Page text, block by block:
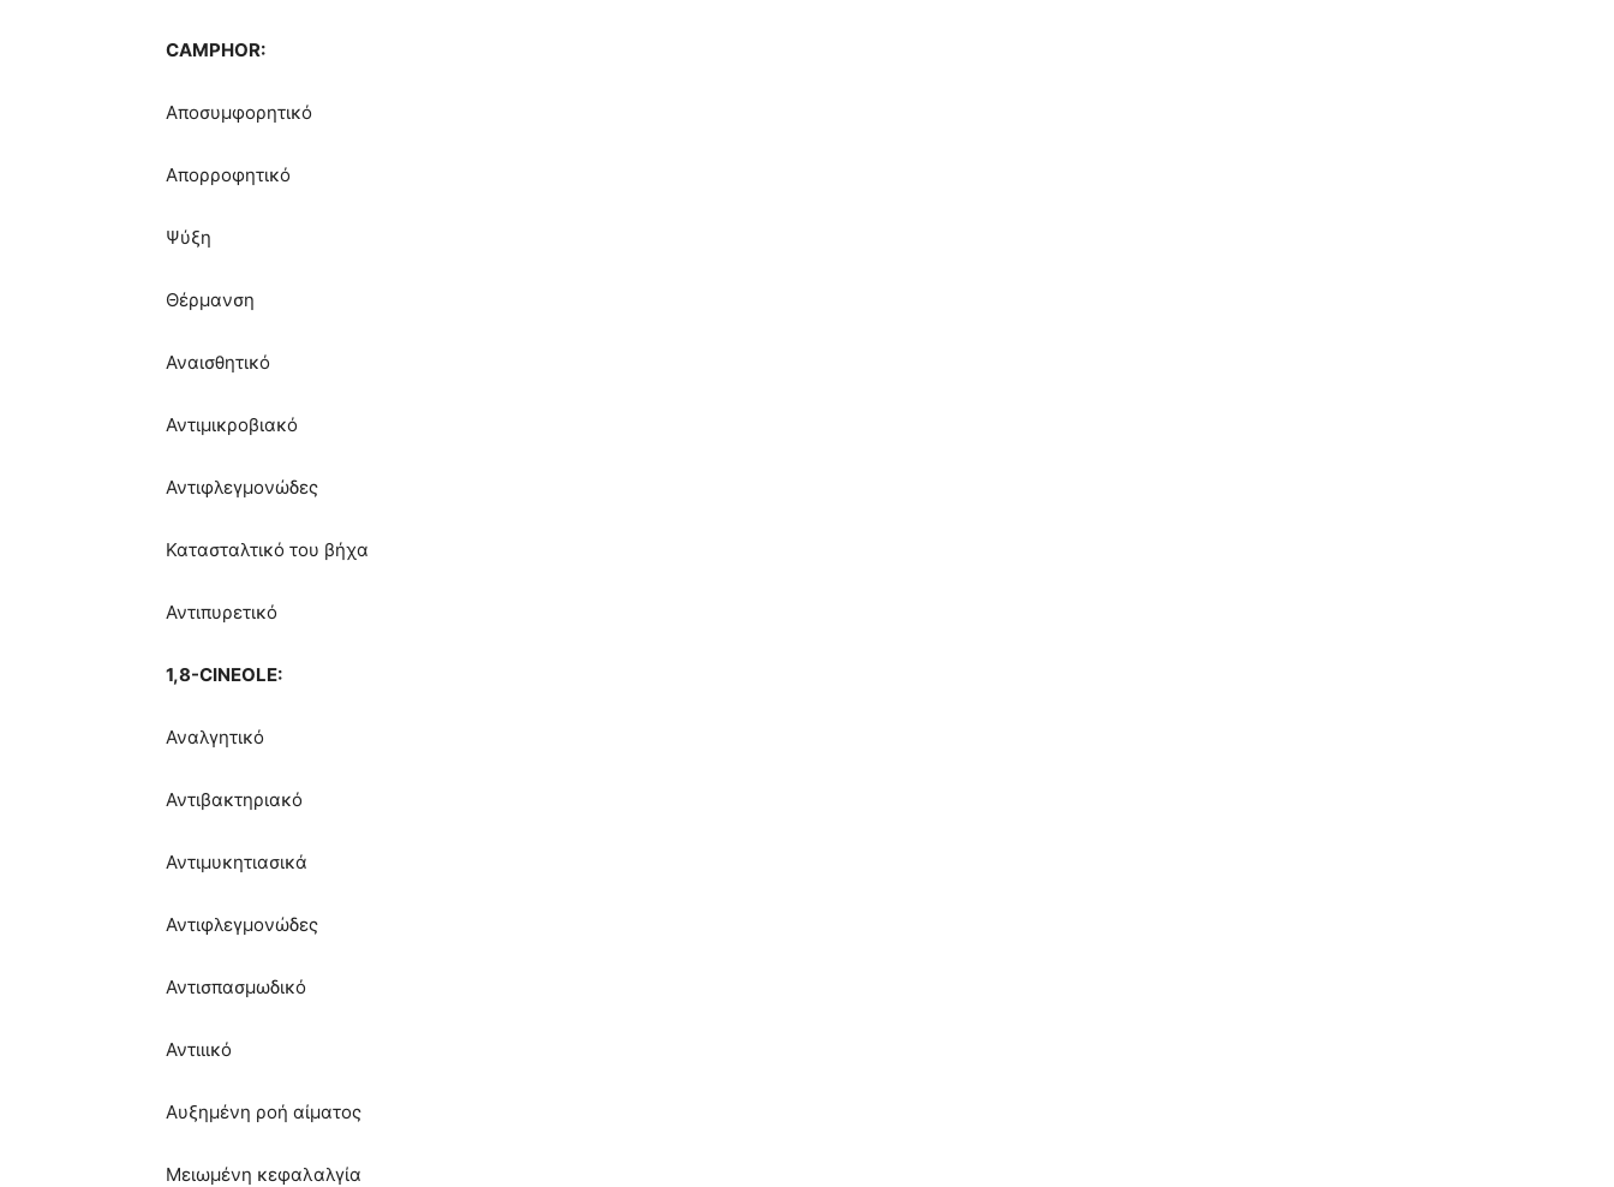
CAMPHOR:
Αποσυμφορητικό
Απορροφητικό
Ψύξη
Θέρμανση
Αναισθητικό
Αντιμικροβιακό
Αντιφλεγμονώδες
Κατασταλτικό του βήχα
Αντιπυρετικό
1,8-CINEOLE:
Αναλγητικό
Αντιβακτηριακό
Αντιμυκητιασικά
Αντιφλεγμονώδες
Αντισπασμωδικό
Αντιιικό
Αυξημένη ροή αίματος
Μειωμένη κεφαλαλγία